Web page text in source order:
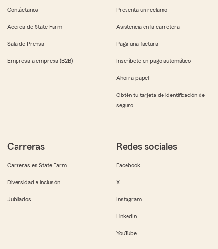
Contáctanos
Acerca de State Farm
Sala de Prensa
Empresa a empresa (B2B)
Presenta un reclamo
Asistencia en la carretera
Paga una factura
Inscríbete en pago automático
Ahorra papel
Obtén tu tarjeta de identificación de
seguro
Carreras
Carreras en State Farm
Diversidad e inclusión
Jubilados
Redes sociales
Facebook
X
Instagram
LinkedIn
YouTube